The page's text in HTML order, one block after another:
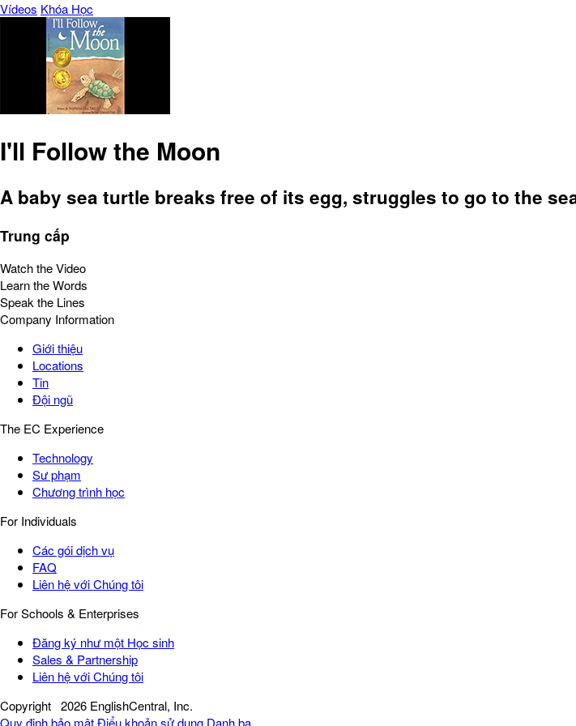
Vídeos Khóa Học
I'll Follow the Moon
A baby sea turtle breaks free of its egg, struggles to go to the
Trung cấp
Watch the Video
Learn the Words
Speak the Lines
Company Information
Giới thiệu
Locations
Tin
Đội ngũ
The EC Experience
Technology
Sư phạm
Chương trình học
For Individuals
Các gói dịch vụ
FAQ
Liên hệ với Chúng tôi
For Schools & Enterprises
Đăng ký như một Học sinh
Sales & Partnership
Liên hệ với Chúng tôi
Copyright 2026 EnglishCentral, Inc.